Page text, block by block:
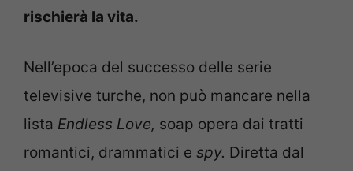
rischierà la vita.
Nell’epoca del successo delle serie
televisive turche, non può mancare nella
lista Endless Love, soap opera dai tratti
romantici, drammatici e spy. Diretta dal